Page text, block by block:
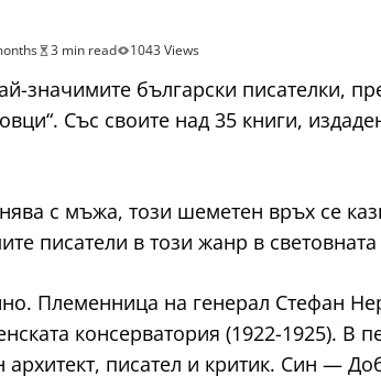
3 min read 1043 Views
български писателки,
Със своите над 35 книги,
с мъжа, този шеметен връх се
писатели в този жанр в световната
Племенница на генерал Стефан
консерватория (1922-1925). В
архитект, писател и критик. Син —